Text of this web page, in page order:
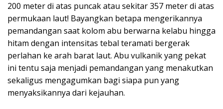
200 meter di atas puncak atau sekitar 357 meter di atas
permukaan laut! Bayangkan betapa mengerikannya
pemandangan saat kolom abu berwarna kelabu hingga
hitam dengan intensitas tebal teramati bergerak
perlahan ke arah barat laut. Abu vulkanik yang pekat
ini tentu saja menjadi pemandangan yang menakutkan
sekaligus mengagumkan bagi siapa pun yang
menyaksikannya dari kejauhan.